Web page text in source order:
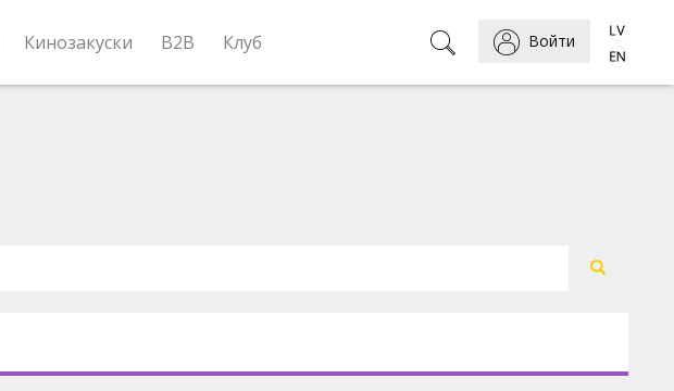
Кинозакуски B2B Клуб Войти